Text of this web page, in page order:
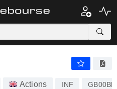
Actions INF